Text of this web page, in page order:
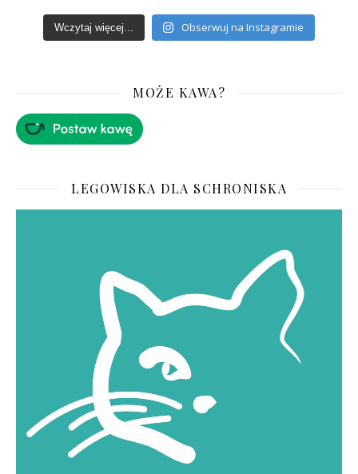
Wczytaj więcej... Obserwuj na Instagramie
MOŻE KAWA?
LEGOWISKA DLA SCHRONISKA